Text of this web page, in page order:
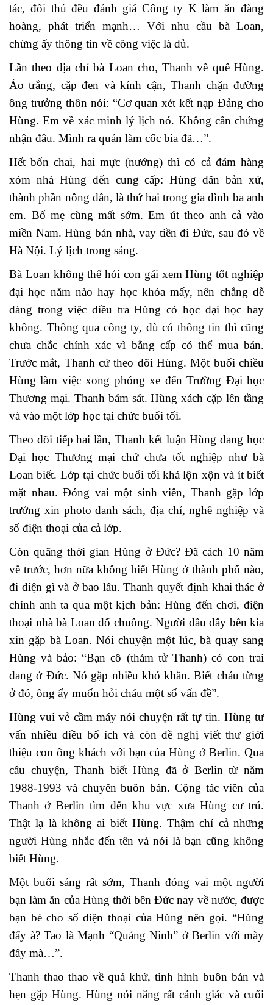
tác, đối thủ đều đánh giá Công ty K làm ăn đàng
hoàng, phát triển mạnh… Với nhu cầu bà Loan,
chừng ấy thông tin về công việc là đủ.
Lần theo địa chỉ bà Loan cho, Thanh về quê Hùng.
Áo trắng, cặp đen và kính cận, Thanh chặn đường
ông trưởng thôn nói: “Cơ quan xét kết nạp Đảng cho
Hùng. Em về xác minh lý lịch nó. Không cần chứng
nhận đâu. Mình ra quán làm cốc bia đã…”.
Hết bốn chai, hai mực (nướng) thì có cả đám hàng
xóm nhà Hùng đến cung cấp: Hùng dân bản xứ,
thành phần nông dân, là thứ hai trong gia đình ba anh
em. Bố mẹ cùng mất sớm. Em út theo anh cả vào
miền Nam. Hùng bán nhà, vay tiền đi Đức, sau đó về
Hà Nội. Lý lịch trong sáng.
Bà Loan không thể hỏi con gái xem Hùng tốt nghiệp
đại học năm nào hay học khóa mấy, nên chẳng dễ
dàng trong việc điều tra Hùng có học đại học hay
không. Thông qua công ty, dù có thông tin thì cũng
chưa chắc chính xác vì bằng cấp có thể mua bán.
Trước mắt, Thanh cứ theo dõi Hùng. Một buổi chiều
Hùng làm việc xong phóng xe đến Trường Đại học
Thương mại. Thanh bám sát. Hùng xách cặp lên tầng
và vào một lớp học tại chức buổi tối.
Theo dõi tiếp hai lần, Thanh kết luận Hùng đang học
Đại học Thương mại chứ chưa tốt nghiệp như bà
Loan biết. Lớp tại chức buổi tối khá lộn xộn và ít biết
mặt nhau. Đóng vai một sinh viên, Thanh gặp lớp
trưởng xin photo danh sách, địa chỉ, nghề nghiệp và
số điện thoại của cả lớp.
Còn quãng thời gian Hùng ở Đức? Đã cách 10 năm
về trước, hơn nữa không biết Hùng ở thành phố nào,
đi diện gì và ở bao lâu. Thanh quyết định khai thác ở
chính anh ta qua một kịch bản: Hùng đến chơi, điện
thoại nhà bà Loan đổ chuông. Người đầu dây bên kia
xin gặp bà Loan. Nói chuyện một lúc, bà quay sang
Hùng và bảo: “Bạn cô (thám tử Thanh) có con trai
đang ở Đức. Nó gặp nhiều khó khăn. Biết cháu từng
ở đó, ông ấy muốn hỏi cháu một số vấn đề”.
Hùng vui vẻ cầm máy nói chuyện rất tự tin. Hùng tư
vấn nhiều điều bổ ích và còn đề nghị viết thư giới
thiệu con ông khách với bạn của Hùng ở Berlin. Qua
câu chuyện, Thanh biết Hùng đã ở Berlin từ năm
1988-1993 và chuyên buôn bán. Cộng tác viên của
Thanh ở Berlin tìm đến khu vực xưa Hùng cư trú.
Thật lạ là không ai biết Hùng. Thậm chí cả những
người Hùng nhắc đến tên và nói là bạn cũng không
biết Hùng.
Một buổi sáng rất sớm, Thanh đóng vai một người
bạn làm ăn của Hùng thời bên Đức nay về nước, được
bạn bè cho số điện thoại của Hùng nên gọi. “Hùng
đấy à? Tao là Mạnh “Quảng Ninh” ở Berlin với mày
đây mà…”.
Thanh thao thao về quá khứ, tình hình buôn bán và
hẹn gặp Hùng. Hùng nói năng rất cảnh giác và cuối